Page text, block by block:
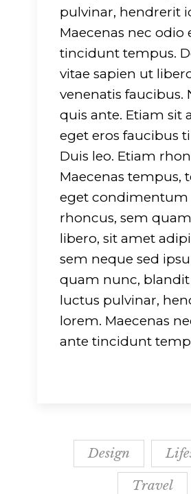
pulvinar, hendrerit
Maecenas nec odio
tincidunt tempus.
vitae sapien ut
venenatis faucibus.
quis ante. Etiam sit
eget eros faucibus
Duis leo. Etiam
Maecenas tempus,
eget condimentum
rhoncus, sem
libero, sit amet
sem neque sed
quam nunc, blandit
luctus pulvinar,
lorem. Maecenas
ante tincidunt
Design
Travel